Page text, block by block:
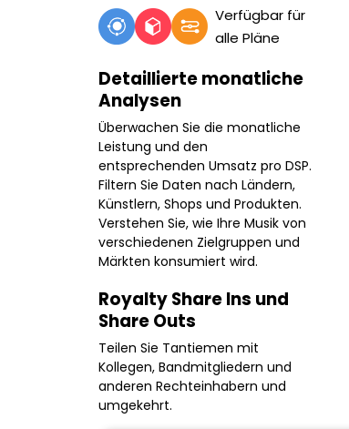
Verfügbar für
alle Pläne
Detaillierte monatliche
Analysen
Überwachen Sie die monatliche
Leistung und den
entsprechenden Umsatz pro DSP.
Filtern Sie Daten nach Ländern,
Künstlern, Shops und Produkten.
Verstehen Sie, wie Ihre Musik von
verschiedenen Zielgruppen und
Märkten konsumiert wird.
Royalty Share Ins und
Share Outs
Teilen Sie Tantiemen mit
Kollegen, Bandmitgliedern und
anderen Rechteinhabern und
umgekehrt.